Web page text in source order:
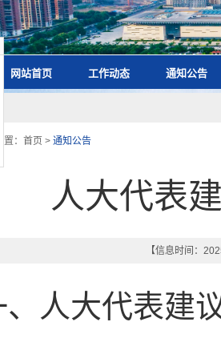
网站首页 工作动态 通知公告
： 首页 > 通知公告
人大代表
【信息时间：
、人大代表建